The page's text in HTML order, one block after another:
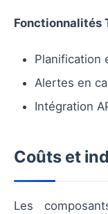
Fonctionnalités
Planification
Alertes en
Intégration
Coûts et
Les